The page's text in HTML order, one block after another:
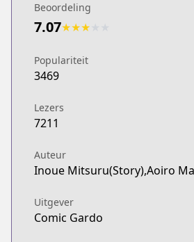
Beoordeling
7.07★★★
Populariteit
3469
Lezers
7211
Auteur
Inoue Mitsuru(Story),Aoiro
Uitgever
Comic Gardo